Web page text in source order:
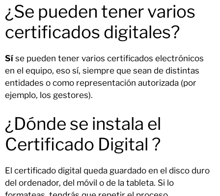
¿Se pueden tener varios
certificados digitales?
Sí se pueden tener varios certificados electrónicos
en el equipo, eso sí, siempre que sean de distintas
entidades o como representación autorizada (por
ejemplo, los gestores).
¿Dónde se instala el
Certificado Digital ?
El certificado digital queda guardado en el disco duro
del ordenador, del móvil o de la tableta. Si lo